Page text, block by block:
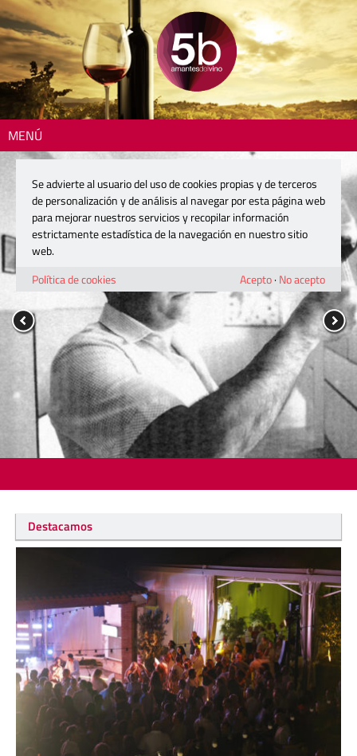
MENÚ
Destacamos
Se advierte al usuario del uso de cookies propias y de terceros
de personalización y de análisis al navegar por esta página web
para mejorar nuestros servicios y recopilar información
estrictamente estadística de la navegación en nuestro sitio
web.
Política de cookies
Acepto· No acepto